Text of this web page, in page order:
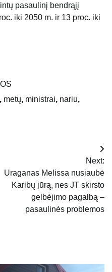
pasaulinį bendrąjį
iki 2050 m. ir 13 proc. iki
, metų, ministrai, nariu,
Next:
Uraganas Melissa nusiaubė
Karibų jūrą, nes JT skirsto
gelbėjimo pagalbą –
pasaulinės problemos